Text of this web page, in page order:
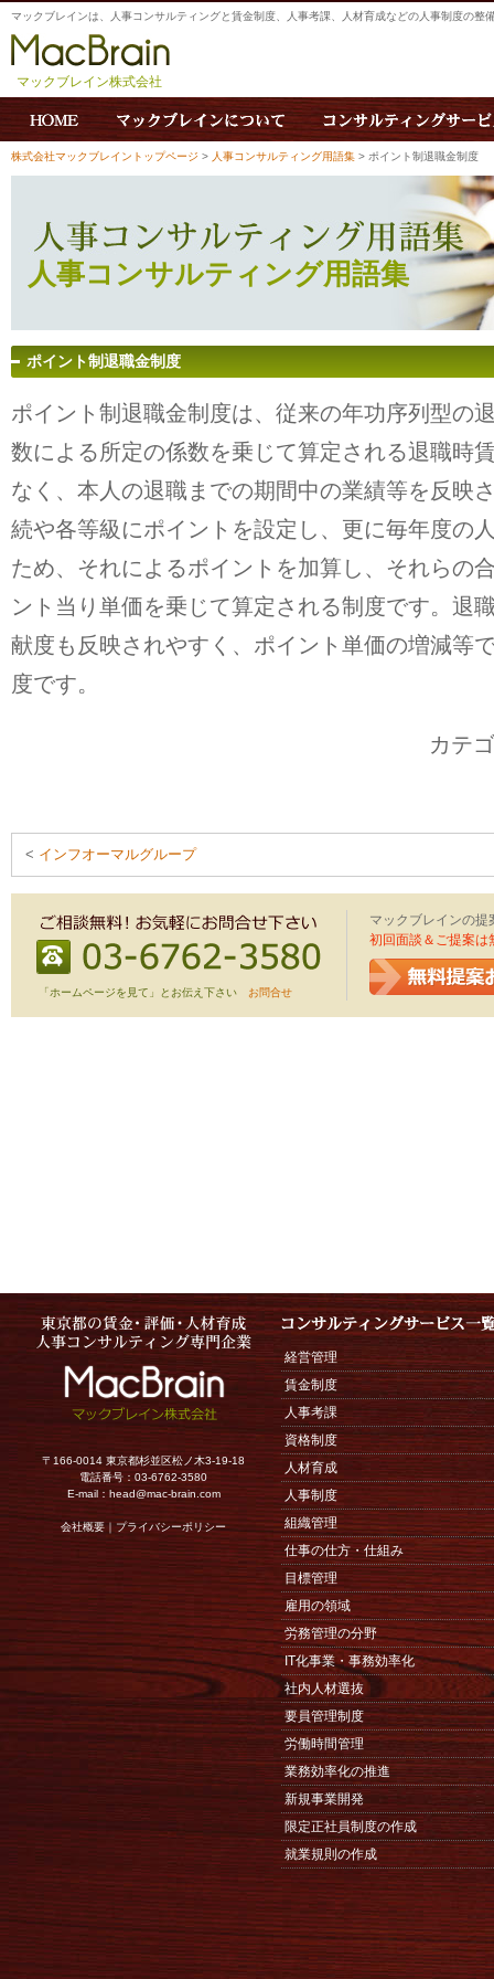
マックブレインは、人事コンサルティングと賃金制度、人事考課、人材育成などの人事制度の整
マックブレイン株式会社
株式会社マックブレイントップページ > 人事コンサルティング用語集 > ポイント制退職金制度
人事コンサルティング用語集
ポイント制退職金制度
ポイント制退職金制度は、従来の年功序列型の
数による所定の係数を乗じて算定される退職時
なく、本人の退職までの期間中の業績等を反映
続や各等級にポイントを設定し、更に毎年度の
ため、それによるポイントを加算し、それらの
ント当り単価を乗じて算定される制度です。退
献度も反映されやすく、ポイント単価の増減等
度です。
カテ
< インフオーマルグループ
マックブレインの
初回面談＆ご提案は
「ホームページを見て」とお伝え下さい お問合せ
〒166-0014 東京都杉並区松ノ木3-19-18
電話番号：03-6762-3580
E-mail： head@mac-brain.com
会社概要｜プライバシーポリシー
経営管理
賃金制度
人事考課
資格制度
人材育成
人事制度
組織管理
仕事の仕方・仕組み
目標管理
雇用の領域
労務管理の分野
IT化事業・事務効率化
社内人材選抜
要員管理制度
労働時間管理
業務効率化の推進
新規事業開発
限定正社員制度の作成
就業規則の作成